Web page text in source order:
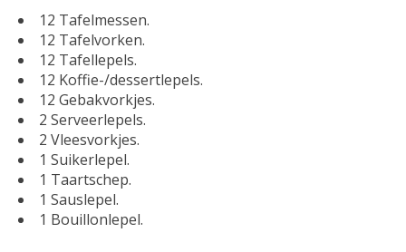
12 Tafelmessen.
12 Tafelvorken.
12 Tafellepels.
12 Koffie-/dessertlepels.
12 Gebakvorkjes.
2 Serveerlepels.
2 Vleesvorkjes.
1 Suikerlepel.
1 Taartschep.
1 Sauslepel.
1 Bouillonlepel.